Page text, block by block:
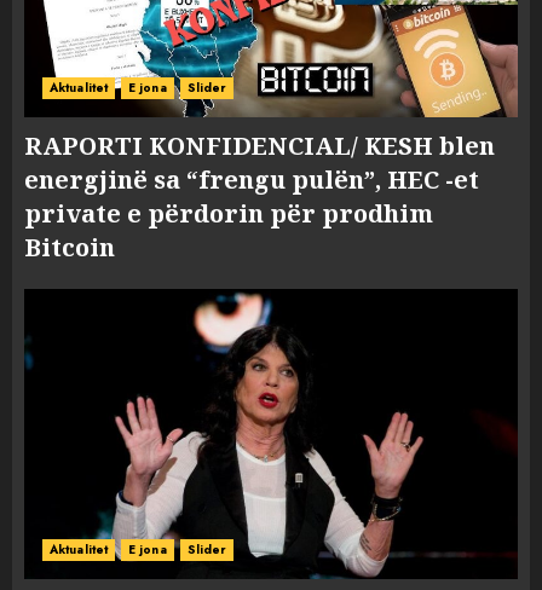
Aktualitet E jona Slider
RAPORTI KONFIDENCIAL/ KESH blen
energjinë sa “frengu pulën”, HEC -et
private e përdorin për prodhim
Bitcoin
Aktualitet E jona Slider